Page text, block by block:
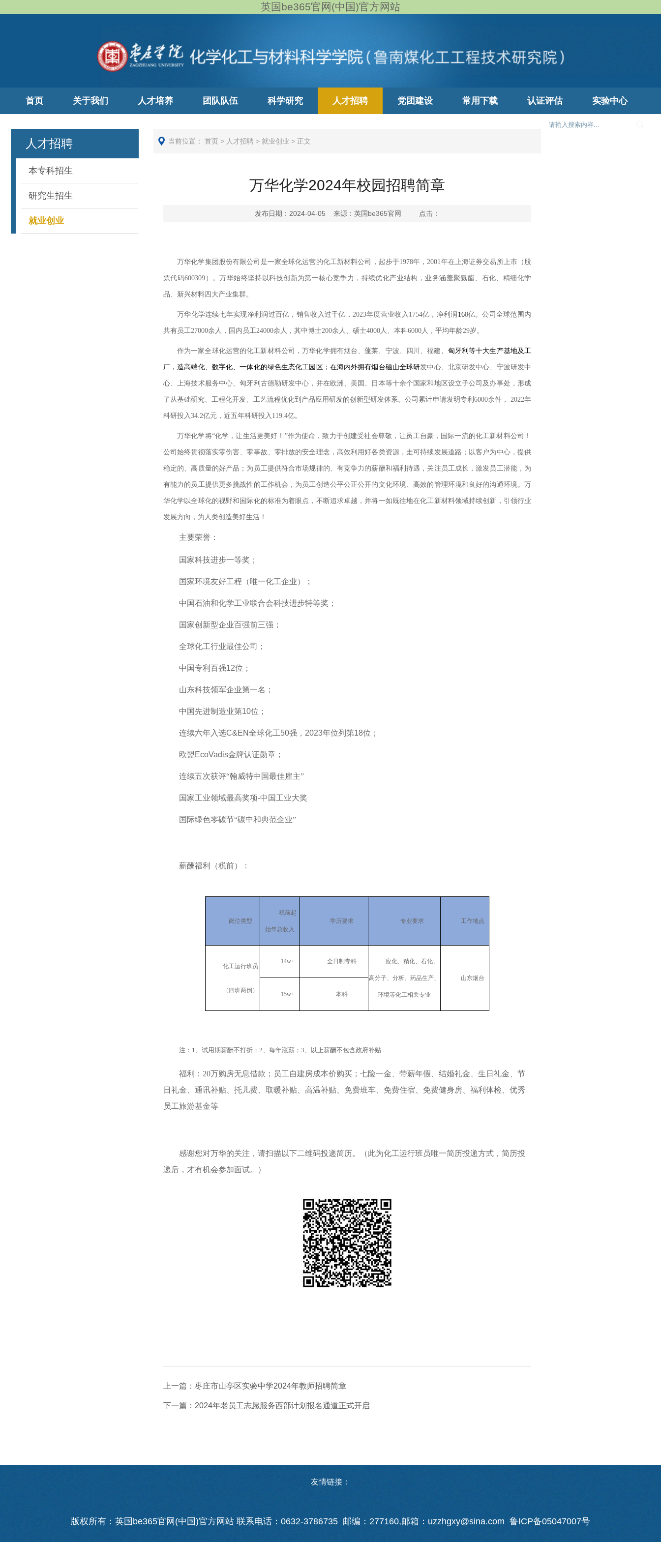
英国be365官网(中国)官方网站
首页 关于我们 人才培养 团队队伍 科学研究 人才招聘 党团建设 常用下载 认证评估 实验中心
人才招聘
本专科招生
研究生招生
就业创业
当前位置： 首页 > 人才招聘 > 就业创业 > 正文
万华化学2024年校园招聘简章
发布日期：2024-04-05 来源：英国be365官网 点击：
万华化学集团股份有限公司是一家全球化运营的化工新材料公司，起步于1978年，2001年在上海证券交易所上市（股
票代码600309 ）。万华始终坚持以科技创新为第一核心竞争力，持续优化产业结构，业务涵盖聚氨酯、石化、精细化学
品、新兴材料四大产业集群。
万华化学连续七年实现净利润过百亿，销售收入过千亿， 2023年度营业收入 1754亿，净利润 168亿。公司全球范围内
共有员工27000余人，国内员工24000余人，其中博士200余人、硕士4000人、本科6000人，平均年龄29岁。
作为一家全球化运营的化工新材料公司，万华化学拥有烟台、蓬莱、宁波、四川、福建 、匈牙利等十大生产基地及工
厂，造高端化、数字化、一体化的绿色生态化工园区；在海内外拥有烟台磁山全球研发中心、北京研发中心、宁波研发中
心、上海技术服务中心、匈牙利古德勒研发中心，并在欧洲、美国、日本等十余个国家和地区设立子公司及办事处，形成
了从基础研究、工程化开发、工艺流程优化到产品应用研发的创新型研发体系。公司累计申请发明专利 6000余件， 2022年
科研投入34.2亿元，近五年科研投入 119.4亿。
万华化学将“化学，让生活更美好！ ”作为使命，致力于创建受社会尊敬，让员工自豪，国际一流的化工新材料公司！
公司始终贯彻落实零伤害、零事故、零排放的安全理念，高效利用好各类资源，走可持续发展道路；以客户为中心，提供
稳定的、高质量的好产品；为员工提供符合市场规律的、有竞争力的薪酬和福利待遇，关注员工成长，激发员工潜能，为
有能力的员工提供更多挑战性的工作机会，为员工创造公平公正公开的文化环境、高效的管理环境和良好的沟通环境。万
华化学以全球化的视野和国际化的标准为着眼点，不断追求卓越，并将一如既往地在化工新材料领域持续创新，引领行业
发展方向，为人类创造美好生活！
主要荣誉：
国家科技进步一等奖；
国家环境友好工程（唯一化工企业）；
中国石油和化学工业联合会科技进步特等奖；
国家创新型企业百强前三强；
全球化工行业最佳公司；
中国专利百强12位；
山东科技领军企业第一名；
中国先进制造业第10位；
连续六年入选C&EN全球化工50强， 2023年位列第18位；
欧盟 EcoVadis金牌认证勋章；
连续五次获评“翰威特中国最佳雇主”
国家工业领域最高奖项-中国工业大奖
国际绿色零碳节“碳中和典范企业”
薪酬福利 （税前）：
岗位类型
税前起
始年总收入
学历要求 专业要求 工作地点
化工运行班员
（四班两倒）
14w+ 全日制专科 应化、精化、石化、
高分子、分析、药品生产、
环境等化工相关专业
山东烟台
15w+ 本科
注： 1、试用期薪酬不打折； 2、每年涨薪； 3、以上薪酬不包含政府补贴
福利 ： 20万购房无息借款；员工自建房成本价购买；七险一金、带薪年假、结婚礼金、生日礼金、节
日礼金、通讯补贴、托儿费、取暖补贴、高温补贴、免费班车、免费住宿、免费健身房、福利体检、优秀
员工旅游基金等
感谢您对万华的关注，请扫描以下二维码投递简历。（此为化工运行班员唯一简历投递方式，简历投
递后，才有机会参加面试。）
上一篇： 枣庄市山亭区实验中学2024年教师招聘简章
下一篇： 2024年老员工志愿服务西部计划报名通道正式开启
友情链接：
版权所有：英国be365官网(中国)官方网站 联系电话：0632-3786735 邮编：277160,邮箱：uzzhgxy@sina.com 鲁ICP备05047007号